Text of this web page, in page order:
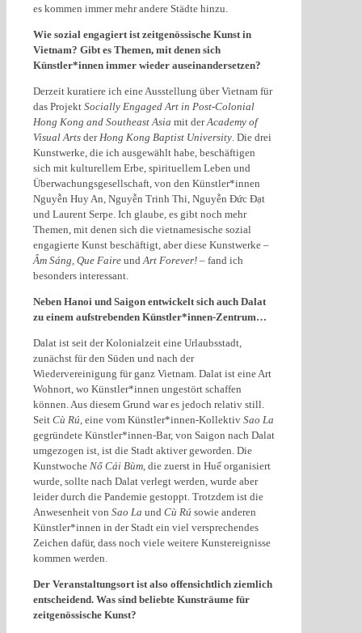
es kommen immer mehr andere Städte hinzu.
Wie sozial engagiert ist zeitgenössische Kunst in
Vietnam? Gibt es Themen, mit denen sich
Künstler*innen immer wieder auseinandersetzen?
Derzeit kuratiere ich eine Ausstellung über Vietnam für
das Projekt Socially Engaged Art in Post-Colonial
Hong Kong and Southeast Asia mit derAcademy of
Visual Arts derHong Kong Baptist University . Die drei
Kunstwerke, die ich ausgewählt habe, beschäftigen
sich mit kulturellem Erbe, spirituellem Leben und
Überwachungsgesellschaft, von den Künstler*innen
Nguyễn Huy An, Nguyễn Trinh Thi, Nguyễn Đức Đạt
und Laurent Serpe. Ich glaube, es gibt noch mehr
Themen, mit denen sich die vietnamesische sozial
engagierte Kunst beschäftigt, aber diese Kunstwerke –
Âm Sáng Que Faire und Art Forever! – fand ich
besonders interessant.
Neben Hanoi und Saigon entwickelt sich auch Dalat
zu einem aufstrebenden Künstler*innen-Zentrum…
Dalat ist seit der Kolonialzeit eine Urlaubsstadt,
zunächst für den Süden und nach der
Wiedervereinigung für ganz Vietnam. Dalat ist eine Art
Wohnort, wo Künstler*innen ungestört schaffen
können. Aus diesem Grund war es jedoch relativ still.
Seit Cù Rú , eine vom Künstler*innen-Kollektiv Sao La
gegründete Künstler*innen-Bar, von Saigon nach Dalat
umgezogen ist, ist die Stadt aktiver geworden. Die
Kunstwoche Nổ Cái Bùm , die zuerst in Huế organisiert
wurde, sollte nach Dalat verlegt werden, wurde aber
leider durch die Pandemie gestoppt. Trotzdem ist die
Anwesenheit von Sao La und Cù Rú sowie anderen
Künstler*innen in der Stadt ein viel versprechendes
Zeichen dafür, dass noch viele weitere Kunstereignisse
kommen werden.
Der Veranstaltungsort ist also offensichtlich ziemlich
entscheidend. Was sind beliebte Kunsträume für
zeitgenössische Kunst?